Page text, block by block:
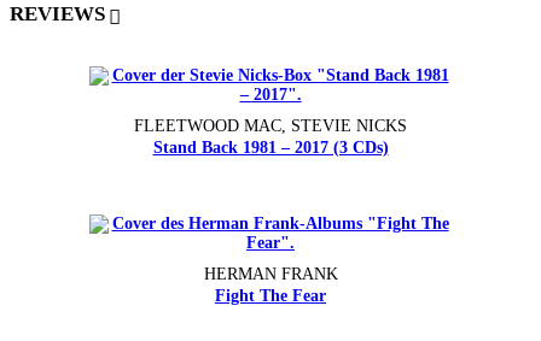
REVIEWS
FLEETWOOD MAC, STEVIE NICKS
Stand Back 1981 – 2017 (3 CDs)
HERMAN FRANK
Fight The Fear